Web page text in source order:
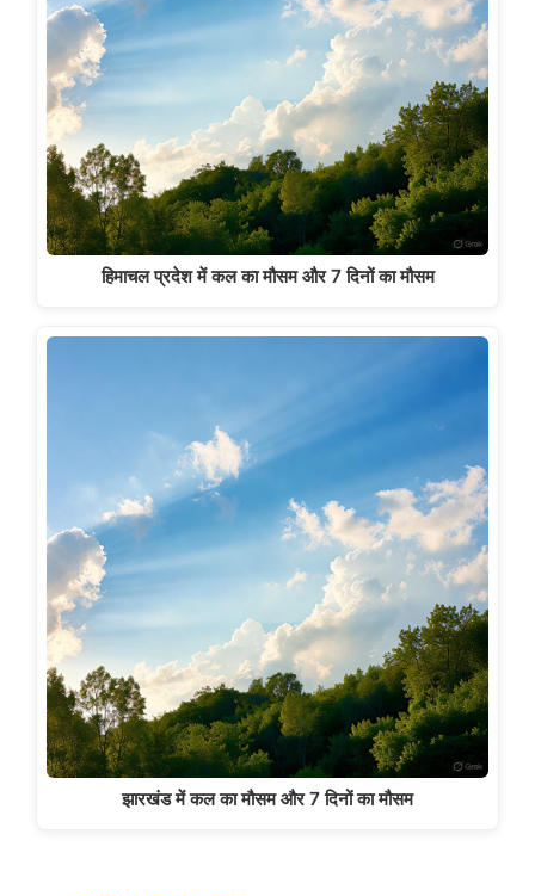
हिमाचल प्रदेश में कल का मौसम और 7 दिनों का मौसम
झारखंड में कल का मौसम और 7 दिनों का मौसम